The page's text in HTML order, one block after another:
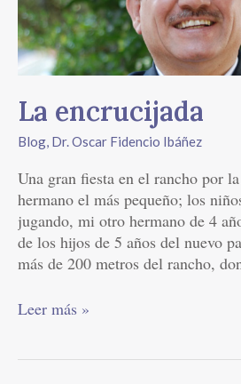
La encrucijada
Blog, Dr. Oscar Fidencio Ibáñez
Una gran fiesta en el rancho por
hermano el más pequeño; los
jugando, mi otro hermano de 4
de los hijos de 5 años del nuevo
más de 200 metros del rancho,
Leer más »